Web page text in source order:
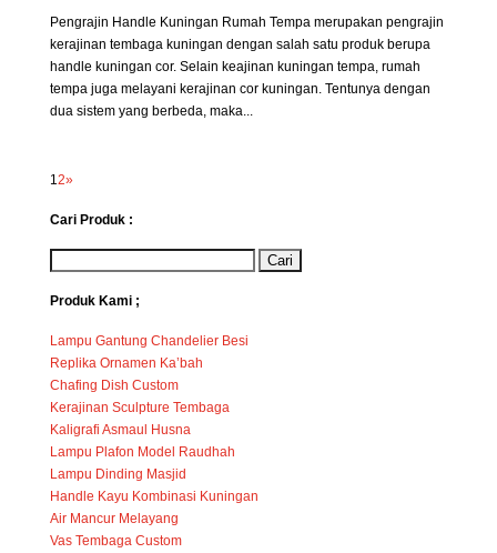
Pengrajin Handle Kuningan Rumah Tempa merupakan pengrajin
kerajinan tembaga kuningan dengan salah satu produk berupa
handle kuningan cor. Selain keajinan kuningan tempa, rumah
tempa juga melayani kerajinan cor kuningan. Tentunya dengan
dua sistem yang berbeda, maka...
12»
Cari Produk :
Produk Kami ;
Lampu Gantung Chandelier Besi
Replika Ornamen Ka’bah
Chafing Dish Custom
Kerajinan Sculpture Tembaga
Kaligrafi Asmaul Husna
Lampu Plafon Model Raudhah
Lampu Dinding Masjid
Handle Kayu Kombinasi Kuningan
Air Mancur Melayang
Vas Tembaga Custom